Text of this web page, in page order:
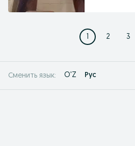
1 2 3
Сменить язык: O'Z Рус